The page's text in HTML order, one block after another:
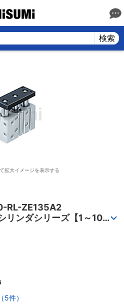
検索
拡大イメージを表示する
RL-ZE135A2
リンダシリーズ【1～10個
件）